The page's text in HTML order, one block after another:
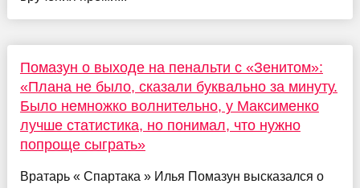
Помазун о выходе на пенальти с «Зенитом»:
«Плана не было, сказали буквально за минуту.
Было немножко волнительно, у Максименко
лучше статистика, но понимал, что нужно
попроще сыграть»
Вратарь « Спартака » Илья Помазун высказался о